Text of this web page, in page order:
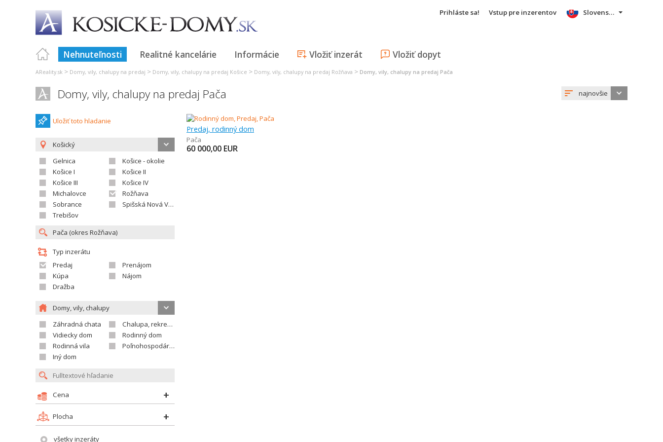
Prihláste sa! Vstup pre inzerentov
Nehnuteľnosti Realitné kancelárie Informácie Vložiť inzerát Vložiť dopyt
Slovensky
AReality.sk > Domy, vily, chalupy na predaj > Domy, vily, chalupy na predaj Košice > Domy, vily, chalupy na predaj Rožňava > Domy, vily, chalupy na predaj Pača
Domy, vily, chalupy na predaj Pača najnovšie
Uložiť toto hladanie
Košický
Gelnica
Košice - okolie
Košice I
Košice II
Košice III
Košice IV
Michalovce
Rožňava
Sobrance
Spišská Nová Ves
Trebišov
Typ inzerátu
Predaj
Prenájom
Kúpa
Nájom
Dražba
Domy, vily, chalupy
Záhradná chata
Chalupa, rekreačný domček
Vidiecky dom
Rodinný dom
Rodinná vila
Poľnohospodárska usadlosť
Iný dom
Cena
Plocha
všetky inzeráty
Predaj, rodinný dom
Pača
60 000,00 EUR